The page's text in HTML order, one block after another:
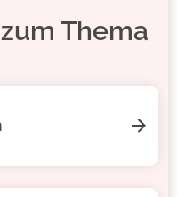
Thema